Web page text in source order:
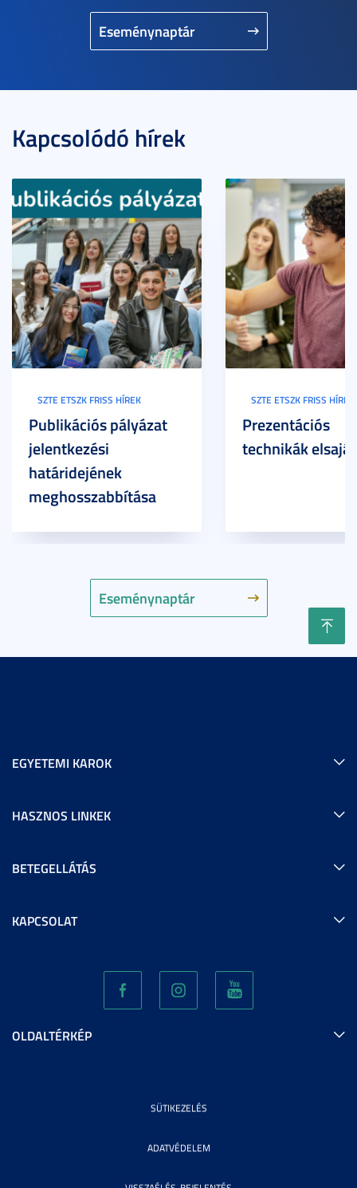
Eseménynaptár
Kapcsolódó hírek
Eseménynaptár
SZTE ETSZK FRISS HÍREK
Publikációs pályázat
jelentkezési
határidejének
meghosszabbítása
SZTE ETSZK FRISS HÍREK
Prezentációs
technikák
EGYETEMI KAROK
HASZNOS LINKEK
BETEGELLÁTÁS
KAPCSOLAT
OLDALTÉRKÉP
SÜTIKEZELÉS
ADATVÉDELEM